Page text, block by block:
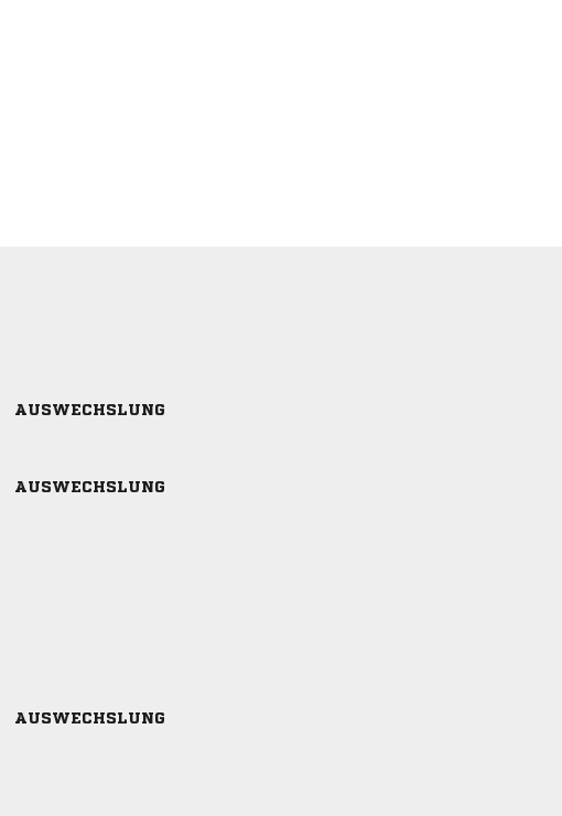
AUSWECHSLUNG
AUSWECHSLUNG
AUSWECHSLUNG